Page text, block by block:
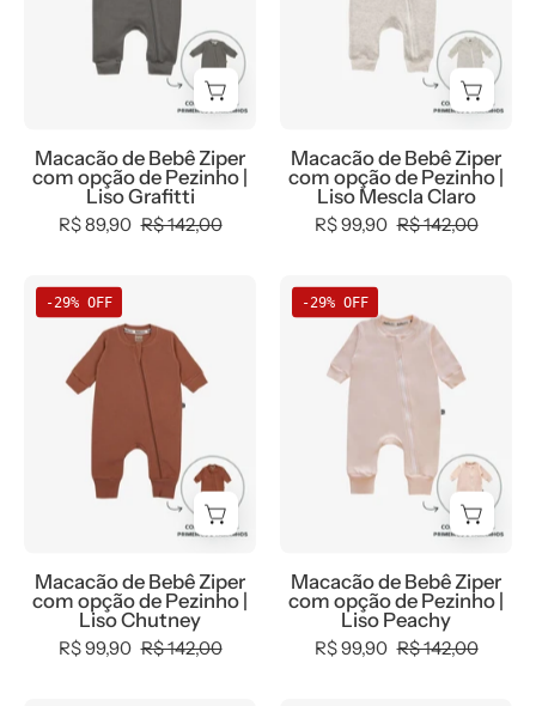
opção
de
Pezinho
Grafitti
Macacão de Bebê Ziper
com opção de Pezinho |
Liso Grafitti
R$ 89,90 R$ 142,00
opção
de
Pezinho
Mescla
Claro
Macacão de Bebê Ziper
com opção de Pezinho |
Liso Mescla Claro
R$ 99,90 R$ 142,00
de
Bebê
Ziper
com
opção
de
Pezinho
Chutney
-29% OFF
Macacão de Bebê Ziper
com opção de Pezinho |
Liso Chutney
R$ 99,90 R$ 142,00
de
Bebê
Ziper
com
opção
Pezinho
Peachy
-29% OFF
Macacão de Bebê Ziper
com opção de Pezinho |
Liso Peachy
R$ 99,90 R$ 142,00